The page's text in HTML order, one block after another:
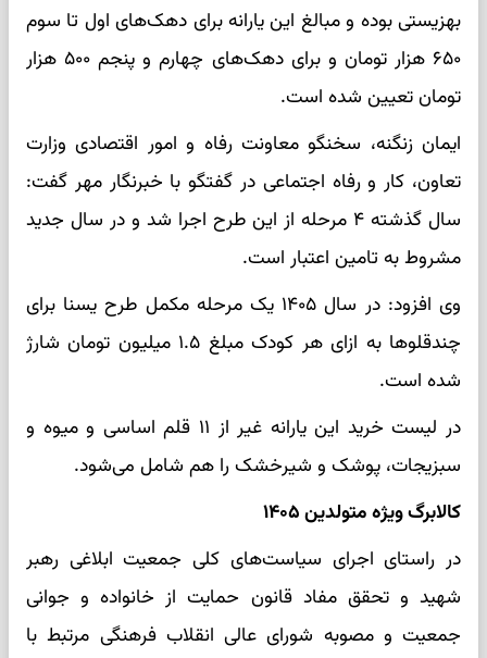
بهزیستی بوده و مبالغ این یارانه برای دهک‌های اول تا سوم
۶۵۰ هزار تومان و برای دهک‌های چهارم و پنجم ۵۰۰ هزار
تومان تعیین شده است.
ایمان زنگنه، سخنگو معاونت رفاه و امور اقتصادی وزارت
تعاون، کار و رفاه اجتماعی در گفتگو با خبرنگار مهر گفت:
سال گذشته ۴ مرحله از این طرح اجرا شد و در سال جدید
مشروط به تامین اعتبار است.
وی افزود: در سال ۱۴۰۵ یک مرحله مکمل طرح یسنا برای
چندقلوها به ازای هر کودک مبلغ ۱.۵ میلیون تومان شارژ
شده است.
در لیست خرید این یارانه غیر از ۱۱ قلم اساسی و میوه و
سبزیجات، پوشک و شیرخشک را هم شامل می‌شود.
کالابرگ ویژه متولدین ۱۴۰۵
در راستای اجرای سیاست‌های کلی جمعیت ابلاغی رهبر
شهید و تحقق مفاد قانون حمایت از خانواده و جوانی
جمعیت و مصوبه شورای عالی انقلاب فرهنگی مرتبط با